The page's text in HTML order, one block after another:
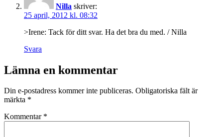
Nilla skriver:
25 april, 2012 kl. 08:32
>Irene: Tack för ditt svar. Ha det bra du med. / Nilla
Svara
Lämna en kommentar
Din e-postadress kommer inte publiceras. Obligatoriska fält är
märkta *
Kommentar *